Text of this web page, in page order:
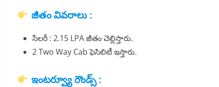
జీతం వివరాలు :
సేలరీ : 2.15 LPA జీతం చెల్లిస్తారు.
2 Two Way Cab ఫెసిలిటీ ఇస్తారు.
ఇంటర్వ్యూ రౌండ్స్ :